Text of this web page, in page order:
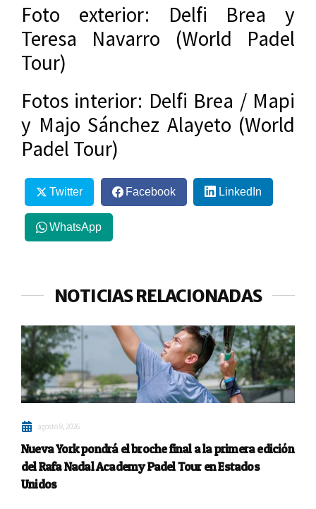
Foto exterior: Delfi Brea y
Teresa Navarro (World Padel
Tour)
Fotos interior: Delfi Brea / Mapi
y Majo Sánchez Alayeto (World
Padel Tour)
Twitter Facebook LinkedIn
WhatsApp
NOTICIAS RELACIONADAS
agosto 8, 2026
Nueva York pondrá el broche final a la primera edición
del Rafa Nadal Academy Padel Tour en Estados
Unidos